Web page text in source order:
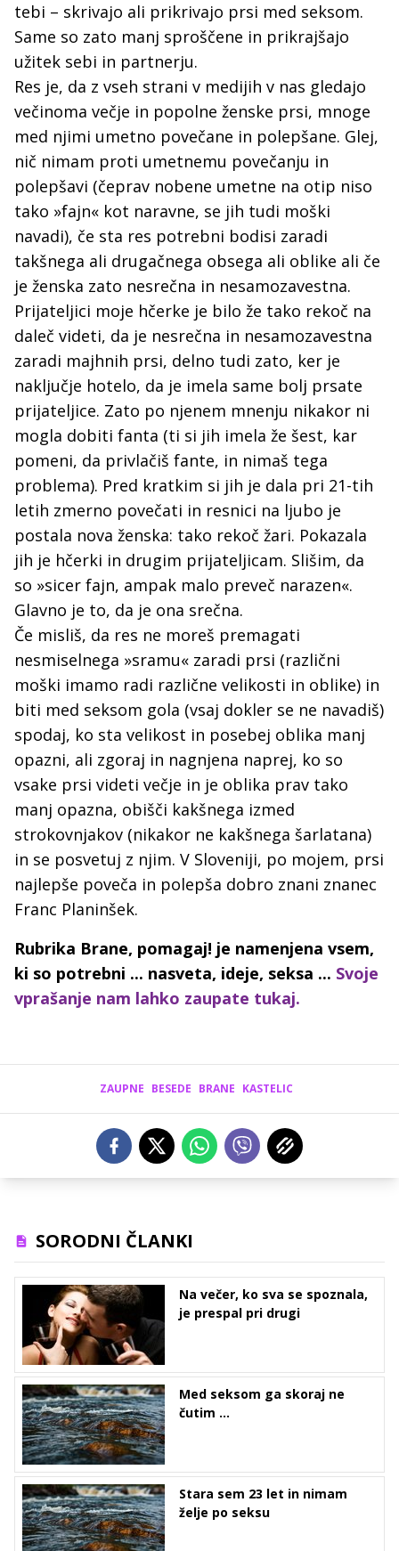
tebi – skrivajo ali prikrivajo prsi med seksom.
Same so zato manj sproščene in prikrajšajo
užitek sebi in partnerju.
Res je, da z vseh strani v medijih v nas gledajo
večinoma večje in popolne ženske prsi, mnoge
med njimi umetno povečane in polepšane. Glej,
nič nimam proti umetnemu povečanju in
polepšavi (čeprav nobene umetne na otip niso
tako »fajn« kot naravne, se jih tudi moški
navadi), če sta res potrebni bodisi zaradi
takšnega ali drugačnega obsega ali oblike ali če
je ženska zato nesrečna in nesamozavestna.
Prijateljici moje hčerke je bilo že tako rekoč na
daleč videti, da je nesrečna in nesamozavestna
zaradi majhnih prsi, delno tudi zato, ker je
naključje hotelo, da je imela same bolj prsate
prijateljice. Zato po njenem mnenju nikakor ni
mogla dobiti fanta (ti si jih imela že šest, kar
pomeni, da privlačiš fante, in nimaš tega
problema). Pred kratkim si jih je dala pri 21-tih
letih zmerno povečati in resnici na ljubo je
postala nova ženska: tako rekoč žari. Pokazala
jih je hčerki in drugim prijateljicam. Slišim, da
so »sicer fajn, ampak malo preveč narazen«.
Glavno je to, da je ona srečna.
Če misliš, da res ne moreš premagati
nesmiselnega »sramu« zaradi prsi (različni
moški imamo radi različne velikosti in oblike) in
biti med seksom gola (vsaj dokler se ne navadiš)
spodaj, ko sta velikost in posebej oblika manj
opazni, ali zgoraj in nagnjena naprej, ko so
vsake prsi videti večje in je oblika prav tako
manj opazna, obišči kakšnega izmed
strokovnjakov (nikakor ne kakšnega šarlatana)
in se posvetuj z njim. V Sloveniji, po mojem, prsi
najlepše poveča in polepša dobro znani znanec
Franc Planinšek.
Rubrika Brane, pomagaj! je namenjena vsem,
ki so potrebni ... nasveta, ideje, seksa ... Svoje
vprašanje nam lahko zaupate tukaj.
ZAUPNE BESEDE BRANE KASTELIC
SORODNI ČLANKI
Na večer, ko sva se spoznala,
je prespal pri drugi
Med seksom ga skoraj ne
čutim ...
Stara sem 23 let in nimam
želje po seksu